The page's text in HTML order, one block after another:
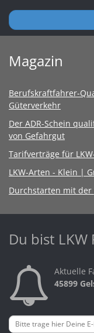
Magazin
Berufskraftfahrer-
Güterverkehr
Der ADR-Schein
von Gefahrgut
Tarifverträge für
LKW-Arten - Klein |
Durchstarten mit
Du bist LKW
Aktuelle
45899